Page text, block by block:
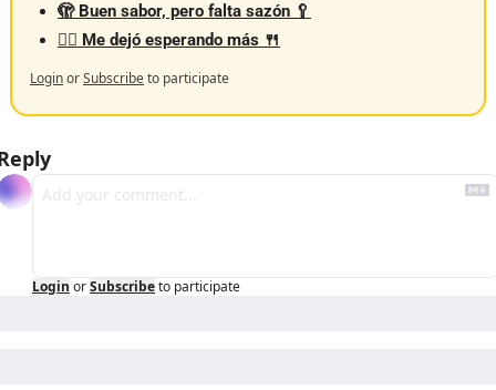
🫣 Buen sabor, pero falta sazón 🥄
😵‍💫 Me dejó esperando más 🍴
LoginorSubscribeto participate
Login orSubscribeto participate